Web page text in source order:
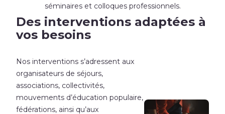
séminaires et colloques professionnels.
Des interventions adaptées à
vos besoins
Nos interventions s’adressent aux
organisateurs de séjours,
associations, collectivités,
mouvements d’éducation populaire,
fédérations, ainsi qu’aux